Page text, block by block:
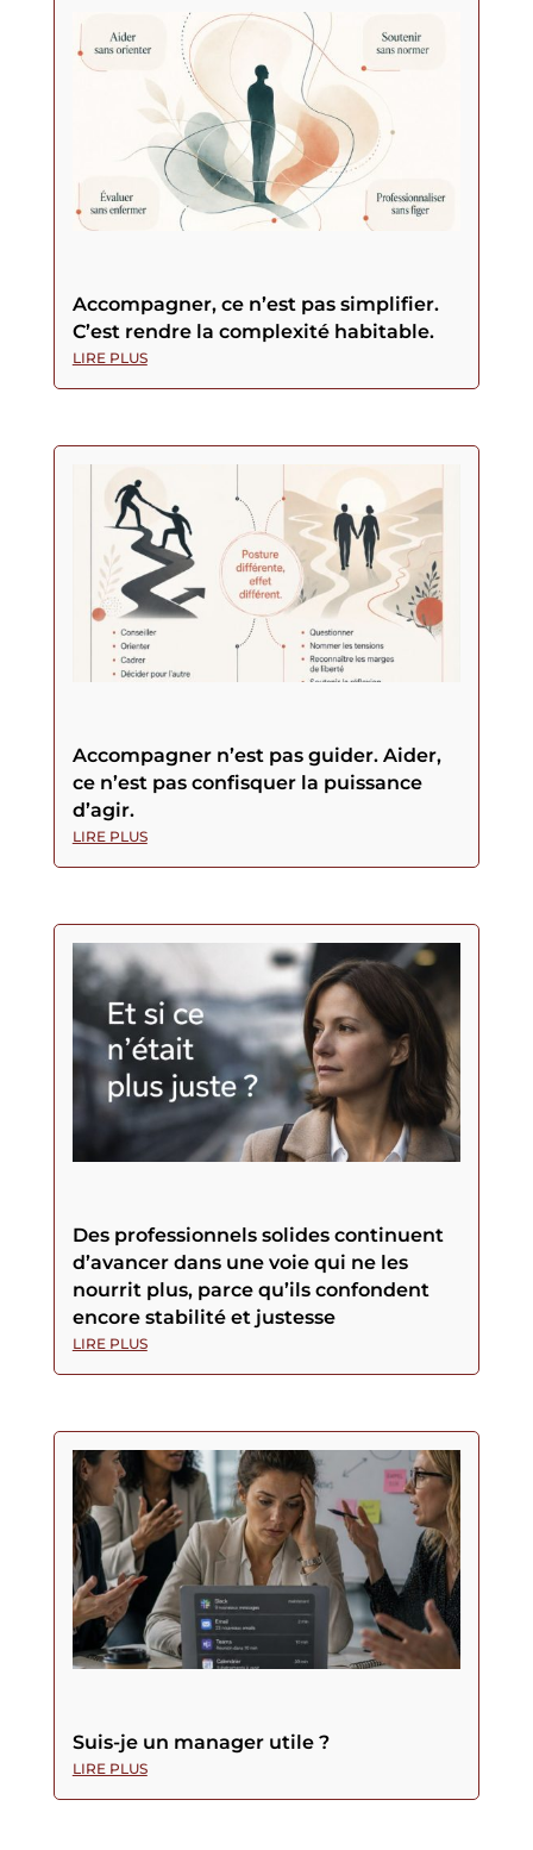
Accompagner, ce n’est pas simplifier.
C’est rendre la complexité habitable.
LIRE PLUS
Accompagner n’est pas guider. Aider,
ce n’est pas confisquer la puissance
d’agir.
LIRE PLUS
Des professionnels solides continuent
d’avancer dans une voie qui ne les
nourrit plus, parce qu’ils confondent
encore stabilité et justesse
LIRE PLUS
Suis-je un manager utile ?
LIRE PLUS